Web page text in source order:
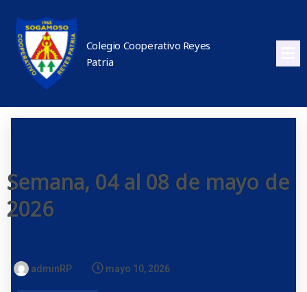
Colegio Cooperativo Reyes
Patria
Semana, 04 al 08 de mayo de
2026
adminRP mayo 10, 2026